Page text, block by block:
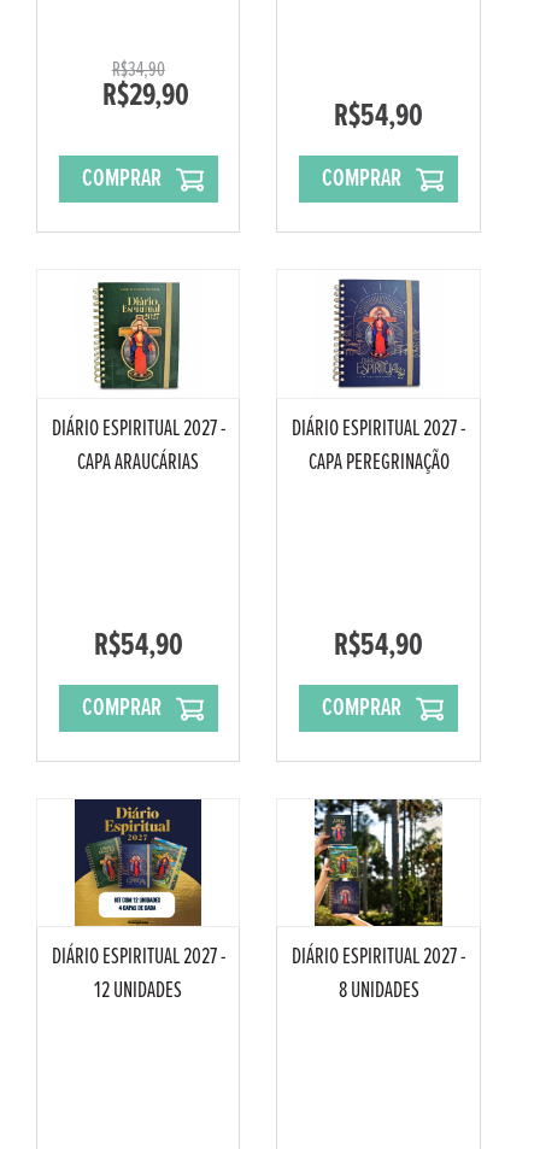
R$34,90
R$29,90
COMPRAR
R$54,90
COMPRAR
DIÁRIO ESPIRITUAL 2027 -
CAPA ARAUCÁRIAS
R$54,90
COMPRAR
DIÁRIO ESPIRITUAL 2027 -
CAPA PEREGRINAÇÃO
R$54,90
COMPRAR
DIÁRIO ESPIRITUAL 2027 -
12 UNIDADES
DIÁRIO ESPIRITUAL 2027 -
8 UNIDADES